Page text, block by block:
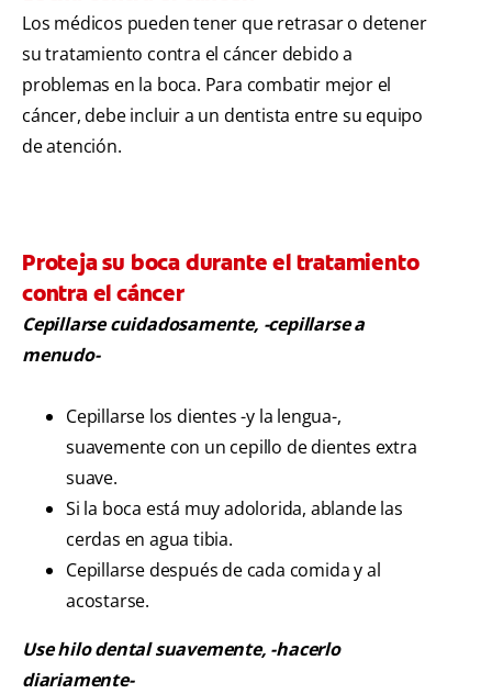
Los médicos pueden tener que retrasar o detener
su tratamiento contra el cáncer debido a
problemas en la boca. Para combatir mejor el
cáncer, debe incluir a un dentista entre su equipo
de atención.
Proteja su boca durante el tratamiento
contra el cáncer
Cepillarse cuidadosamente, -cepillarse a
menudo-
Cepillarse los dientes -y la lengua-,
suavemente con un cepillo de dientes extra
suave.
Si la boca está muy adolorida, ablande las
cerdas en agua tibia.
Cepillarse después de cada comida y al
acostarse.
Use hilo dental suavemente, -hacerlo
diariamente-